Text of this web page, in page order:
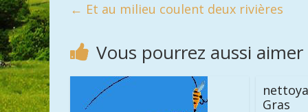
← Et au milieu coulent deux rivières
Vous pourrez aussi aimer
Gras